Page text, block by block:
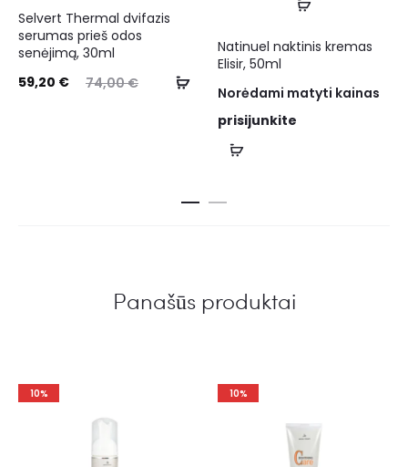
Selvert Thermal dvifazis
serumas prieš odos
senėjimą, 30ml
74,00€
59,20 €
Natinuel naktinis kremas
Elisir, 50ml
Norėdami matyti kainas
prisijunkite
Panašūs produktai
10% 10%